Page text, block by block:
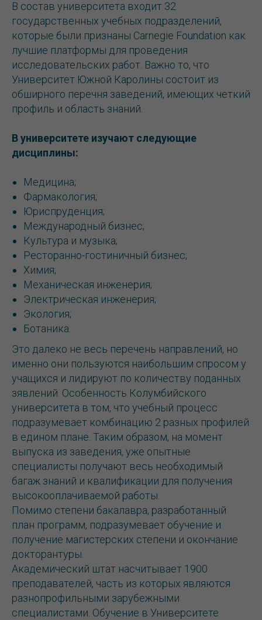
В состав университета входит 32
государственных учебных подразделений,
которые были признаны Carnegie Foundation как
лучшие платформы для проведения
исследовательских работ. Важно то, что
Университет Южной Каролины состоит из
обширного перечня заведений, имеющих четкий
профиль и область знаний.
В университете изучают следующие
дисциплины:
Медицина;
Фармакология;
Юриспруденция;
Международный бизнес;
Культура и музыка;
Ресторанно-гостиничный бизнес;
Химия;
Механическая инженерия;
Электрическая инженерия;
Экология;
Ботаника.
Это далеко не весь перечень направлений, но
именно они пользуются наибольшим спросом у
учащихся и лидируют по количеству поданных
зявлений. Особенность Колумбийского
университета в том, что учебный процесс
подразумевает комбинацию 2 разных профилей
в едином плане. Таким образом, на момент
выпуска из заведения, уже опытные
специалисты получают весь необходимый
багаж знаний и квалификации для получения
высокооплачиваемой работы.
Помимо степени бакалавра, разработанный
план программ, подразумевает обучение и
получение магистерских степени и окончание
докторантуры.
Академический штат насчитывает 1900
преподавателей, часть из которых являются
разнопрофильными зарубежными
специалистами. Обучение в Университете